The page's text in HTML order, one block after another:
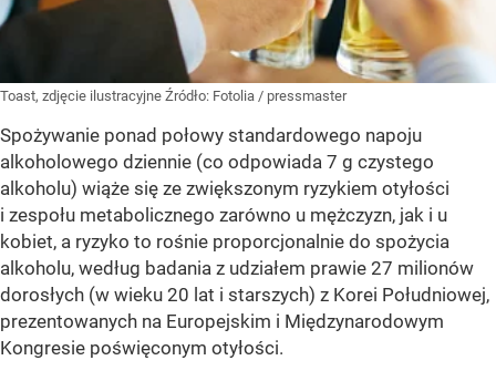
Toast, zdjęcie ilustracyjne Źródło: Fotolia / pressmaster
Spożywanie ponad połowy standardowego napoju
alkoholowego dziennie (co odpowiada 7 g czystego
alkoholu) wiąże się ze zwiększonym ryzykiem otyłości
i zespołu metabolicznego zarówno u mężczyzn, jak i u
kobiet, a ryzyko to rośnie proporcjonalnie do spożycia
alkoholu, według badania z udziałem prawie 27 milionów
dorosłych (w wieku 20 lat i starszych) z Korei Południowej,
prezentowanych na Europejskim i Międzynarodowym
Kongresie poświęconym otyłości.